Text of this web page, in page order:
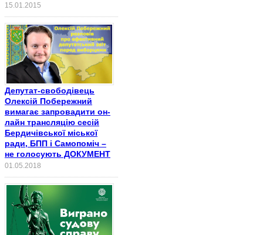
15.01.2015
Депутат-свободівець
Олексій Побережний
вимагає запровадити он-
лайн трансляцію сесій
Бердичівської міської
ради, БПП і Самопоміч –
не голосують ДОКУМЕНТ
01.05.2018